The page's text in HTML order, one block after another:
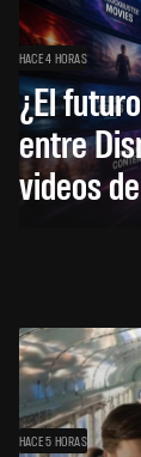
HACE 4 HORAS
¿El
entre
videos
HACE 5 HORAS